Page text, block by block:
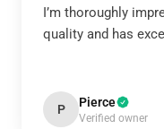
I’m thoroughly
quality and has
P Pierce
Verified owner